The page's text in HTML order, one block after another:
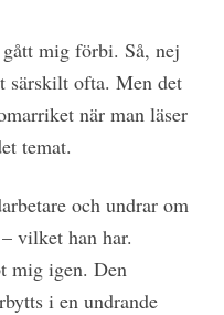
mig förbi. Så, nej
särskilt ofta. Men det
när man läser
temat.
och undrar om
vilket han har.
mig igen. Den
i en undrande